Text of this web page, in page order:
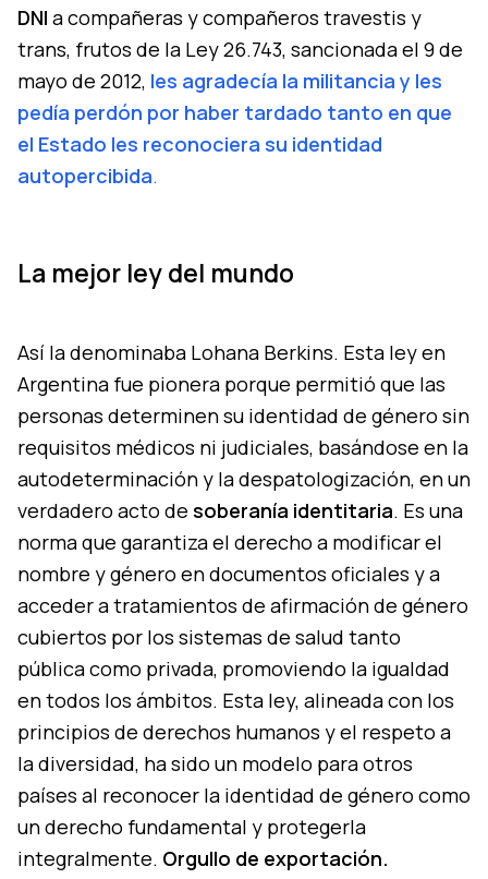
DNI a compañeras y compañeros travestis y
trans, frutos de la Ley 26.743, sancionada el 9 de
mayo de 2012, les agradecía la militancia y les
pedía perdón por haber tardado tanto en que
el Estado les reconociera su identidad
autopercibida.
La mejor ley del mundo
Así la denominaba Lohana Berkins. Esta ley en
Argentina fue pionera porque permitió que las
personas determinen su identidad de género sin
requisitos médicos ni judiciales, basándose en la
autodeterminación y la despatologización, en un
verdadero acto de soberanía identitaria. Es una
norma que garantiza el derecho a modificar el
nombre y género en documentos oficiales y a
acceder a tratamientos de afirmación de género
cubiertos por los sistemas de salud tanto
pública como privada, promoviendo la igualdad
en todos los ámbitos. Esta ley, alineada con los
principios de derechos humanos y el respeto a
la diversidad, ha sido un modelo para otros
países al reconocer la identidad de género como
un derecho fundamental y protegerla
integralmente. Orgullo de exportación.